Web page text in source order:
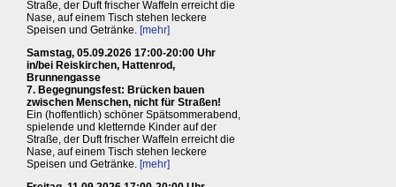
Straße, der Duft frischer Waffeln erreicht die
Nase, auf einem Tisch stehen leckere
Speisen und Getränke. [mehr]
Samstag, 05.09.2026 17:00-20:00 Uhr
in/bei Reiskirchen, Hattenrod,
Brunnengasse
7. Begegnungsfest: Brücken bauen
zwischen Menschen, nicht für Straßen!
Ein (hoffentlich) schöner Spätsommerabend,
spielende und kletternde Kinder auf der
Straße, der Duft frischer Waffeln erreicht die
Nase, auf einem Tisch stehen leckere
Speisen und Getränke. [mehr]